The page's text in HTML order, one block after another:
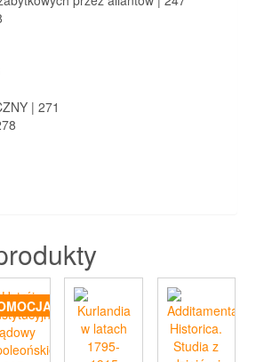
| 271